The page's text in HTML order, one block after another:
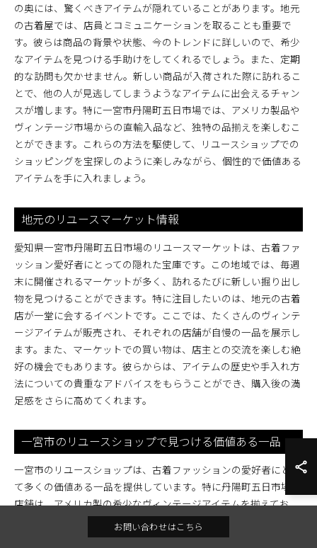
の奥には、驚くべきアイテムが隠れていることがあります。地元
の古着屋では、店員とコミュニケーションを取ることも重要で
す。彼らは商品の背景や状態、今のトレンドに詳しいので、希少
なアイテムを見つける手助けをしてくれるでしょう。また、定期
的な訪問も欠かせません。新しい商品が入荷された際に訪れるこ
とで、他の人が見逃してしまうようなアイテムに出会えるチャン
スが増します。特に一宮市丹陽町五日市場では、アメリカ製品や
ヴィンテージ市場からの直輸入品など、独特の品揃えを楽しむこ
とができます。これらの方法を駆使して、リユースショップでの
ショッピングを宝探しのように楽しみながら、個性的で価値ある
アイテムを手に入れましょう。
地元のリユースマーケット情報
愛知県一宮市丹陽町五日市場のリユースマーケットは、古着ファ
ッション愛好者にとっての隠れた宝庫です。この地域では、毎週
末に開催されるマーケットが多く、訪れるたびに新しい掘り出し
物を見つけることができます。特に注目したいのは、地元の古着
店が一堂に会するイベントです。ここでは、たくさんのヴィンテ
ージアイテムが販売され、それぞれの店舗が自慢の一品を展示し
ます。また、マーケットでの買い物は、店主との交流を楽しむ絶
好の機会でもあります。彼らからは、アイテムの歴史や手入れ方
法についての貴重なアドバイスをもらうことができ、購入後の満
足感をさらに高めてくれます。
一宮市のリユースショップで見つける価値ある一品
一宮市のリユースショップは、古着ファッションの愛好者にとっ
て多くの価値ある一品を提供しています。特に丹陽町五日市場の
店舗は、アメリカ製の希少なヴィンテージアイテムを揃えてお
り、訪れる度に新しい発見があります。こうしたショップでは、
アイテムの持つ独特なデザインや風合いを実際に手に取って確認
お問い合わせはこちら